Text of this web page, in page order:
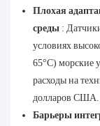
Плохая
среды :
условиях
65°C) морские
расходы на
долларов США.
Барьеры